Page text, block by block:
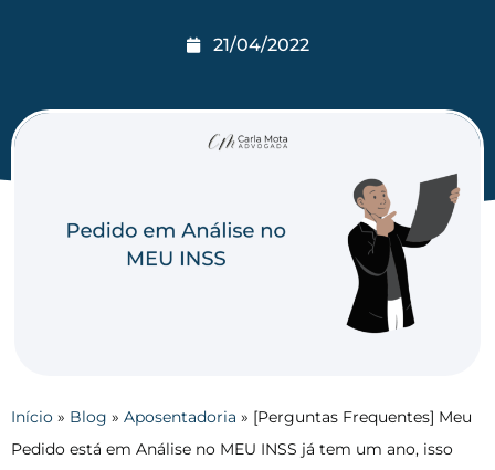
21/04/2022
Início » Blog » Aposentadoria » [Perguntas Frequentes] Meu
Pedido está em Análise no MEU INSS já tem um ano, isso